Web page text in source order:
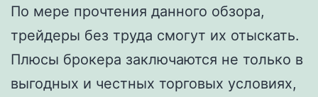
По мере прочтения данного обзора,
трейдеры без труда смогут их отыскать.
Плюсы брокера заключаются не только в
выгодных и честных торговых условиях,